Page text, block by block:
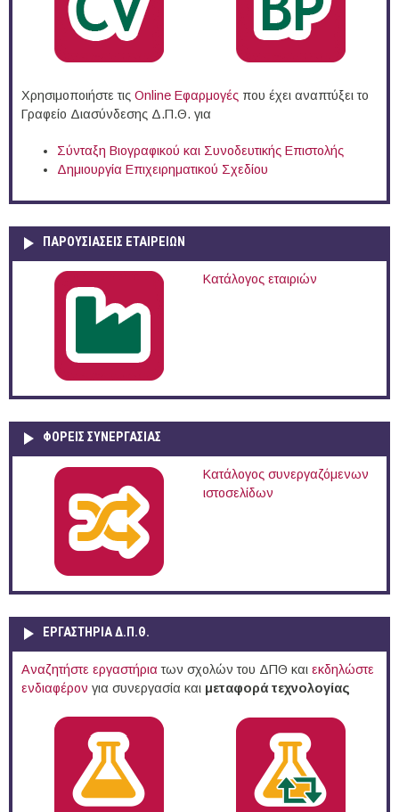
Χρησιμοποιήστε τις Online Eφαρμογές που έχει αναπτύξει το
Γραφείο Διασύνδεσης Δ.Π.Θ. για
Σύνταξη Βιογραφικού και Συνοδευτικής Επιστολής
Δημιουργία Επιχειρηματικού Σχεδίου
ΠΑΡΟΥΣΙΆΣΕΙΣ ΕΤΑΙΡΕΙΏΝ
Κατάλογος εταιριών
ΦΟΡΕΙΣ ΣΥΝΕΡΓΑΣΙΑΣ
Κατάλογος συνεργαζόμενων
ιστοσελίδων
ΕΡΓΑΣΤΗΡΙΑ Δ.Π.Θ.
Αναζητήστε εργαστήρια των σχολών του ΔΠΘ και εκδηλώστε
ενδιαφέρον για συνεργασία και μεταφορά τεχνολογίας